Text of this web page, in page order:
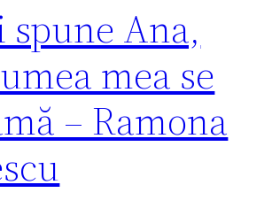
Ana,
mea se
– Ramona